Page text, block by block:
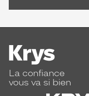
La confiance
vous va si bien